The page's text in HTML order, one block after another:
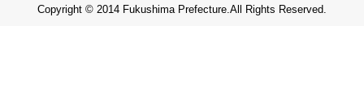
Copyright © 2014 Fukushima Prefecture.All Rights Reserved.